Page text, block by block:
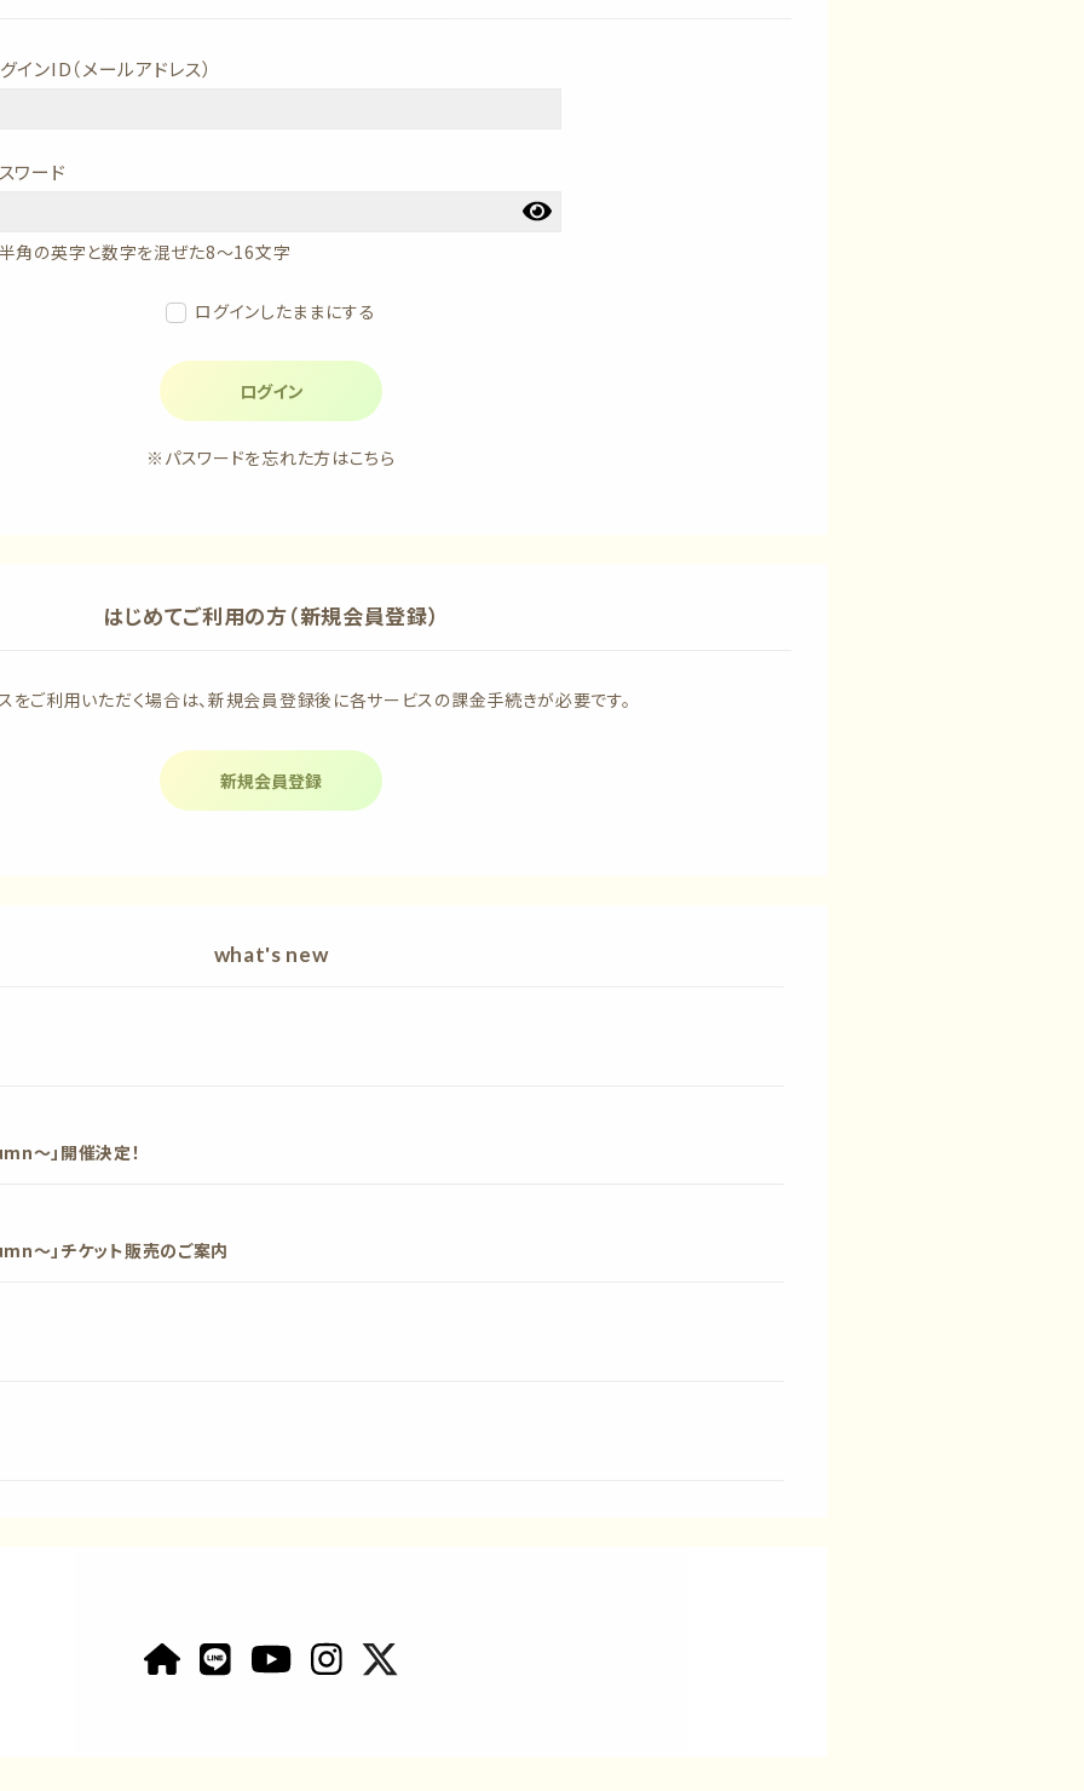
インID（メールアドレス）
ワード
角の英字と数字を混ぜた8～16文字
ログインしたままにする
ログイン
※パスワードを忘れた方はこちら
はじめてご利用の方（新規会員登録）
をご利用いただく場合は、新規会員登録後に各サービスの課金手続きが必要です。
新規会員登録
what's new
〜」開催決定！
〜」チケット販売のご案内